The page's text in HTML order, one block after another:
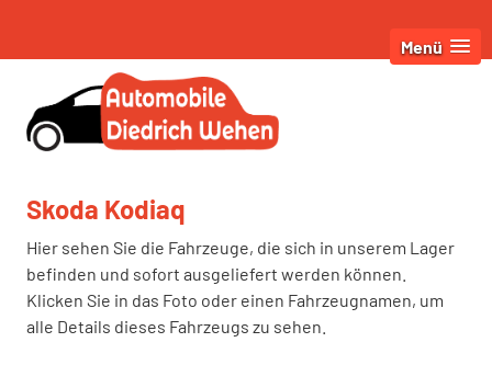
Menü
Skoda Kodiaq
Hier sehen Sie die Fahrzeuge, die sich in unserem Lager
befinden und sofort ausgeliefert werden können.
Klicken Sie in das Foto oder einen Fahrzeugnamen, um
alle Details dieses Fahrzeugs zu sehen.